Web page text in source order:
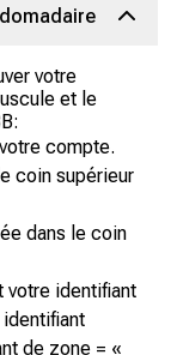
votre
et le
compte.
coin supérieur
dans le coin
votre identifiant
de zone = «